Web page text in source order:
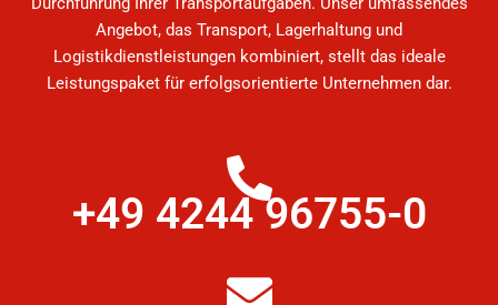
Angebot, das Transport, Lagerhaltung und
Logistikdienstleistungen kombiniert, stellt das ideale
Leistungspaket für erfolgsorientierte Unternehmen dar.
+49 4244 96755-0